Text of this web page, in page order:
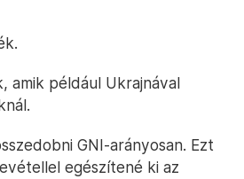
amik például Ukrajnával
GNI-arányosan. Ezt
egészítené ki az